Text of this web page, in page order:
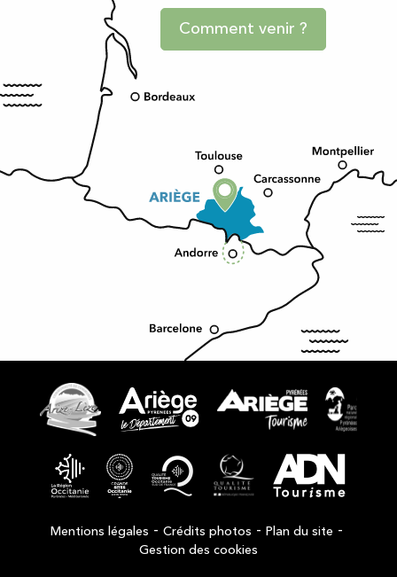
Comment venir ?
Mentions légales - Crédits photos - Plan du site -
Gestion des cookies